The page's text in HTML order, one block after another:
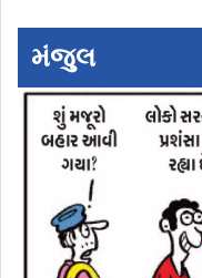
મંજુલ